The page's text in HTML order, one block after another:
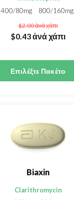
400/80mg
800/160mg
$2.00ἀνά χάπι
$0.43ἀνά χάπι
Επιλέξτε Πακέτο
Biaxin
Clarithromycin